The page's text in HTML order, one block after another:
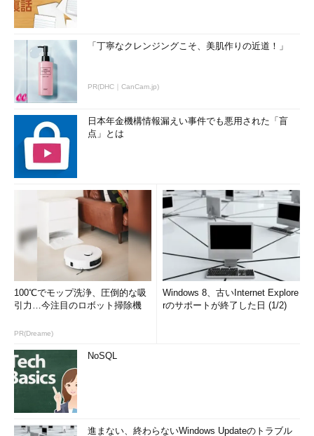
「丁寧なクレンジングこそ、美肌作りの近道！」
PR(DHC｜CanCam.jp)
日本年金機構情報漏えい事件でも悪用された「盲
点」とは
100℃でモップ洗浄、圧倒的な吸
引力…今注目のロボット掃除機
PR(Dreame)
Windows 8、古いInternet Explore
rのサポートが終了した日 (1/2)
NoSQL
進まない、終わらないWindows Updateのトラブル